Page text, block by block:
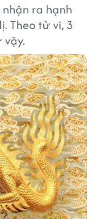
ra hạnh
Theo tử vi, 3